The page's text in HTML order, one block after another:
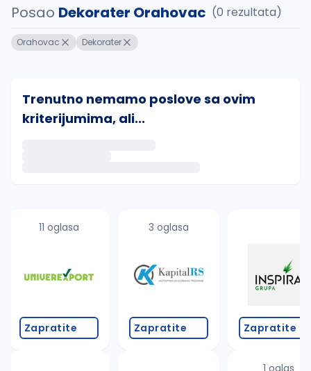
Posao Dekorater Orahovac (0 rezultata)
Orahovac Dekorater
Trenutno nemamo poslove sa ovim
kriterijumima, ali...
proverite pravopisne greške (koristite č, ć, š, đ,
promenite odabrane filtere pretrage
11 oglasa
Zapratite
3 oglasa
Zapratite Zapratite
1 oglas